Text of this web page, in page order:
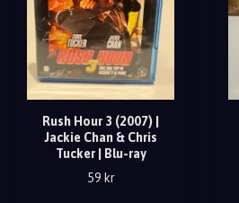
Rush Hour 3 (2007) |
Jackie Chan & Chris
Tucker | Blu-ray
59 kr